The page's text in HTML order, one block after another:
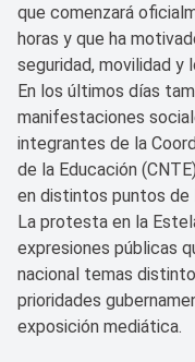
que comenzará
horas y que ha
seguridad, movilidad y
En los últimos días
manifestaciones
integrantes de la
de la Educación
en distintos puntos de
La protesta en la
expresiones públicas
nacional temas
prioridades
exposición mediática.